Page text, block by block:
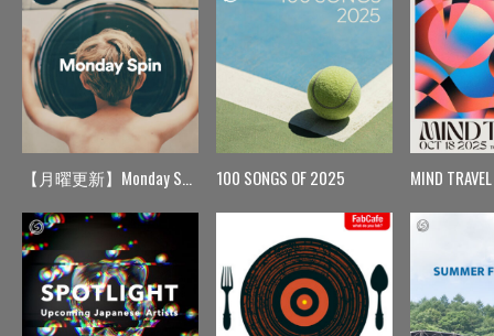
【月曜更新】Monday Spin 100 SONGS OF 2025 MIND TRAVEL